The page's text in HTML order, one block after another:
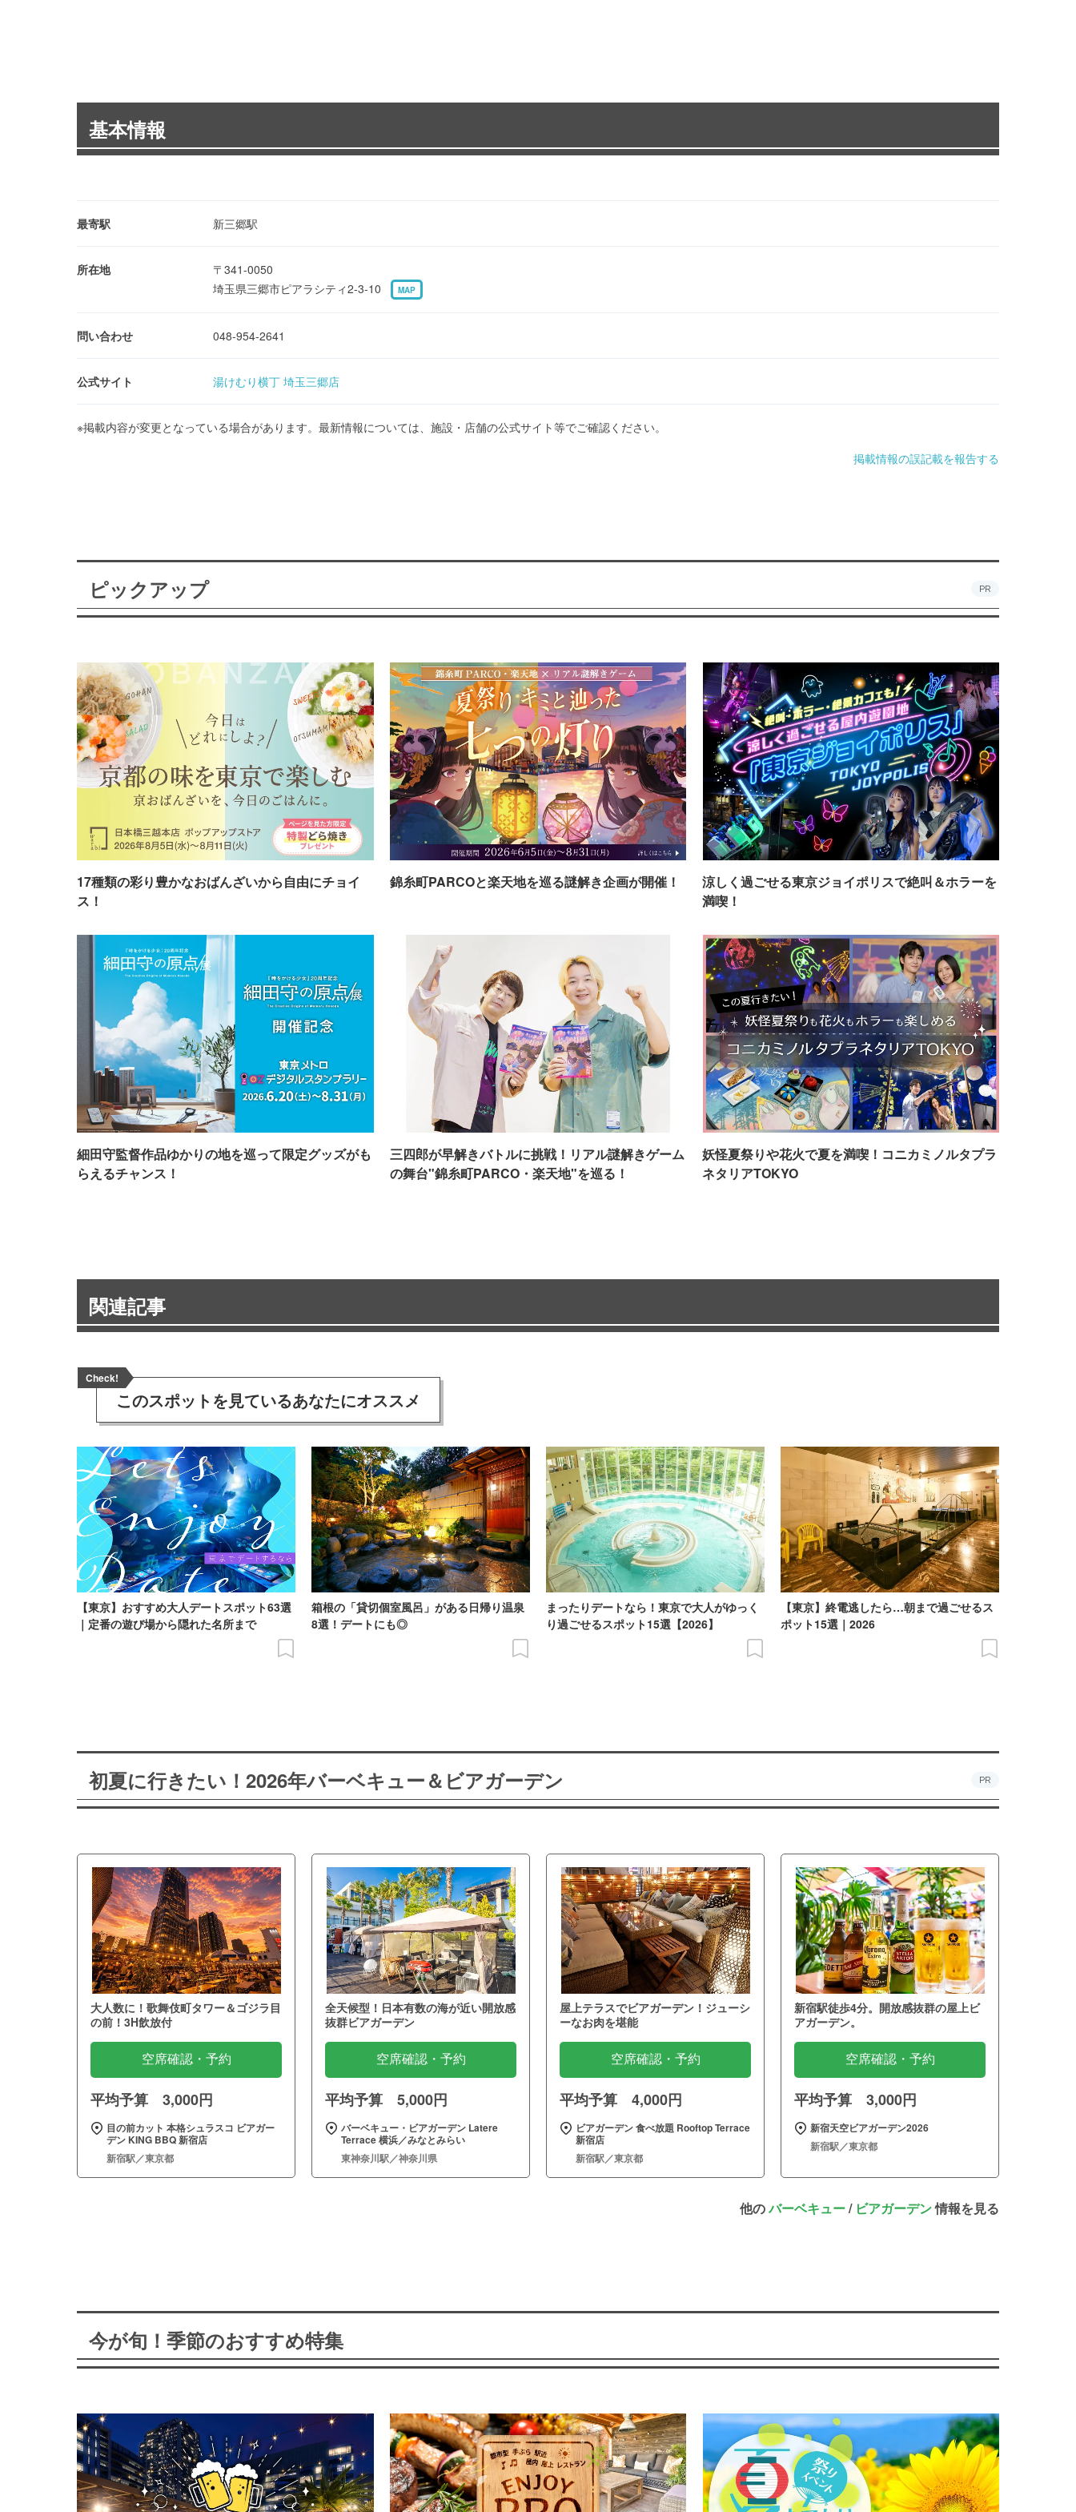
基本情報
最寄駅 新三郷駅
所在地
〒341-0050
埼玉県三郷市ピアラシティ2-3-10
MAP
問い合わせ 048-954-2641
公式サイト 湯けむり横丁 埼玉三郷店
※掲載内容が変更となっている場合があります。最新情報については、施設・店舗の公式サイト等でご確認ください。
掲載情報の誤記載を報告する
ピックアップ PR
17種類の彩り豊かなおばんざいから自由にチョイ
ス！
錦糸町PARCOと楽天地を巡る謎解き企画が開催！
涼しく過ごせる東京ジョイポリスで絶叫＆ホラーを
満喫！
細田守監督作品ゆかりの地を巡って限定グッズがも
らえるチャンス！
三四郎が早解きバトルに挑戦！リアル謎解きゲーム
の舞台"錦糸町PARCO・楽天地"を巡る！
妖怪夏祭りや花火で夏を満喫！コニカミノルタプラ
ネタリアTOKYO
関連記事
Check!
このスポットを見ているあなたにオススメ
【東京】おすすめ大人デートスポット63選
｜定番の遊び場から隠れた名所まで
箱根の「貸切個室風呂」がある日帰り温泉
8選！デートにも◎
まったりデートなら！東京で大人がゆっく
り過ごせるスポット15選【2026】
【東京】終電逃したら…朝まで過ごせるス
ポット15選｜2026
初夏に行きたい！2026年バーベキュー＆ビアガーデン PR
大人数に！歌舞伎町タワー＆ゴジラ目
の前！3H飲放付
空席確認・予約
平均予算 3,000円
目の前カット 本格シュラスコ ビアガー
デン KING BBQ 新宿店
新宿駅／東京都
全天候型！日本有数の海が近い開放感
抜群ビアガーデン
空席確認・予約
平均予算 5,000円
バーベキュー・ビアガーデン Latere
Terrace 横浜／みなとみらい
東神奈川駅／神奈川県
屋上テラスでビアガーデン！ジューシ
ーなお肉を堪能
空席確認・予約
平均予算 4,000円
ビアガーデン 食べ放題 Rooftop Terrace
新宿店
新宿駅／東京都
新宿駅徒歩4分。開放感抜群の屋上ビ
アガーデン。
空席確認・予約
平均予算 3,000円
新宿天空ビアガーデン2026
新宿駅／東京都
他のバーベキュー/ ビアガーデン情報を見る
今が旬！季節のおすすめ特集